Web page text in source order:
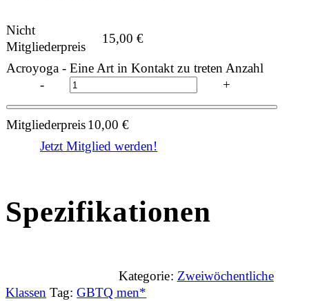
Nicht
Mitgliederpreis
15,00€
Acroyoga - Eine Art in Kontakt zu treten Anzahl
-
+
Mitgliederpreis10,00€
Jetzt Mitglied werden!
Spezifikationen
Kategorie: Zweiwöchentliche
Klassen Tag: GBTQ men*